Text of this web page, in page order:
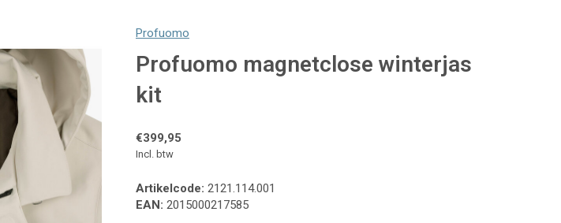
Profuomo
Profuomo magnetclose winterjas
kit
€399,95
Incl. btw
Artikelcode: 2121.114.001
EAN: 2015000217585